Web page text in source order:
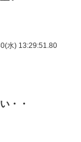
水) 13:29:51.80
・・